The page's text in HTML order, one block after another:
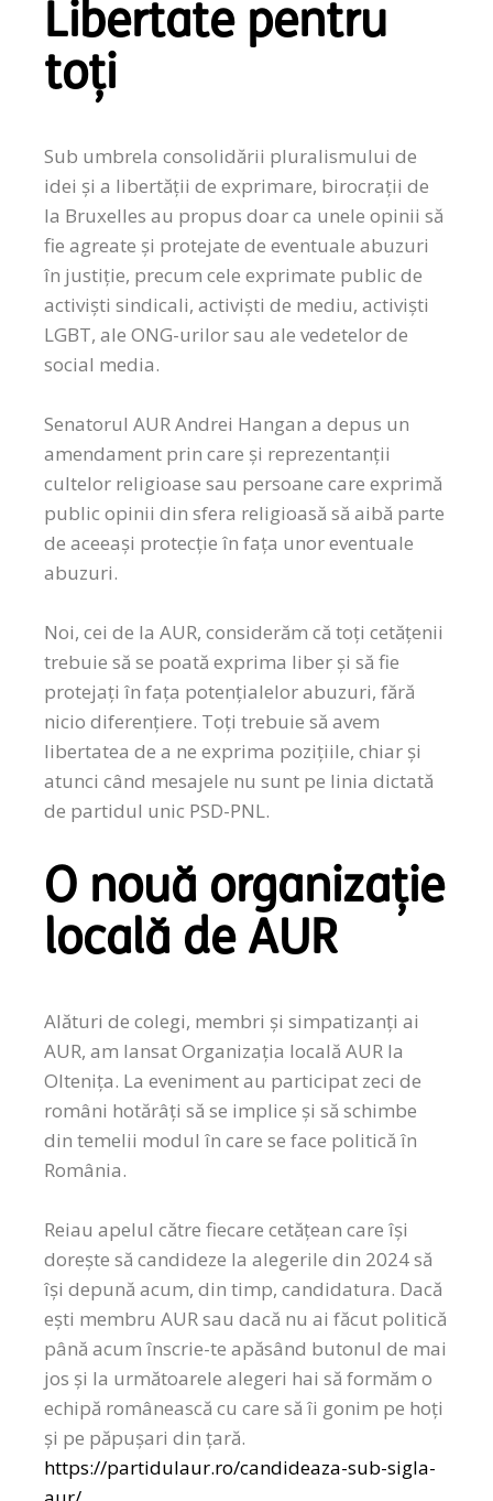
Libertate pentru
toți
Sub umbrela consolidării pluralismului de
idei și a libertății de exprimare, birocrații de
la Bruxelles au propus doar ca unele opinii să
fie agreate și protejate de eventuale abuzuri
în justiție, precum cele exprimate public de
activiști sindicali, activiști de mediu, activiști
LGBT, ale ONG-urilor sau ale vedetelor de
social media.
Senatorul AUR Andrei Hangan a depus un
amendament prin care și reprezentanții
cultelor religioase sau persoane care exprimă
public opinii din sfera religioasă să aibă parte
de aceeași protecție în fața unor eventuale
abuzuri.
Noi, cei de la AUR, considerăm că toți cetățenii
trebuie să se poată exprima liber și să fie
protejați în fața potențialelor abuzuri, fără
nicio diferențiere. Toți trebuie să avem
libertatea de a ne exprima pozițiile, chiar și
atunci când mesajele nu sunt pe linia dictată
de partidul unic PSD-PNL.
O nouă organizație
locală de AUR
Alături de colegi, membri și simpatizanți ai
AUR, am lansat Organizația locală AUR la
Oltenița. La eveniment au participat zeci de
români hotărâți să se implice și să schimbe
din temelii modul în care se face politică în
România.
Reiau apelul către fiecare cetățean care își
dorește să candideze la alegerile din 2024 să
își depună acum, din timp, candidatura. Dacă
ești membru AUR sau dacă nu ai făcut politică
până acum înscrie-te apăsând butonul de mai
jos și la următoarele alegeri hai să formăm o
echipă românească cu care să îi gonim pe hoți
și pe păpușari din țară.
https://partidulaur.ro/candideaza-sub-sigla-